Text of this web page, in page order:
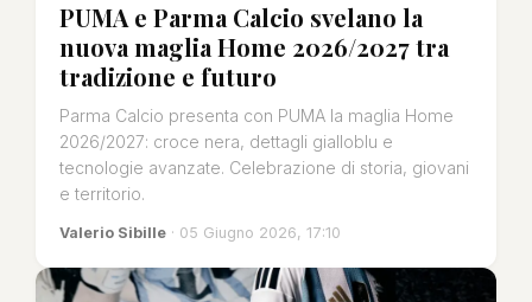
PUMA e Parma Calcio svelano la
nuova maglia Home 2026/2027 tra
tradizione e futuro
Parma Calcio presenta con PUMA la maglia Home
2026/2027: croce nera, dettagli gialloblu e
tecnologie avanzate. Celebrazione di storia, giovani
e territorio.
Valerio Sibille · 05 Giugno 2026, 17:10